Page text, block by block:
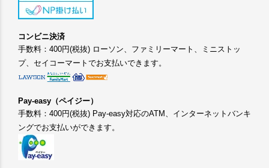
コンビニ決済
手数料：400円(税抜) ローソン、ファミリーマート、ミニストッ
プ、セイコーマートでお支払いできます。
Pay-easy（ペイジー）
手数料：400円(税抜) Pay-easy対応のATM、インターネットバンキ
ングでお支払いができます。